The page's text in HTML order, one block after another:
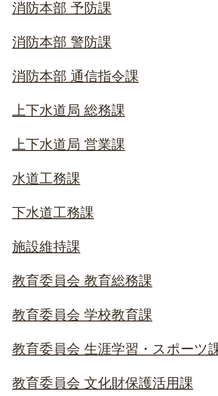
消防本部 予防課
消防本部 警防課
消防本部 通信指令課
上下水道局 総務課
上下水道局 営業課
水道工務課
下水道工務課
施設維持課
教育委員会 教育総務課
教育委員会 学校教育課
教育委員会 生涯学習・スポーツ
教育委員会 文化財保護活用課